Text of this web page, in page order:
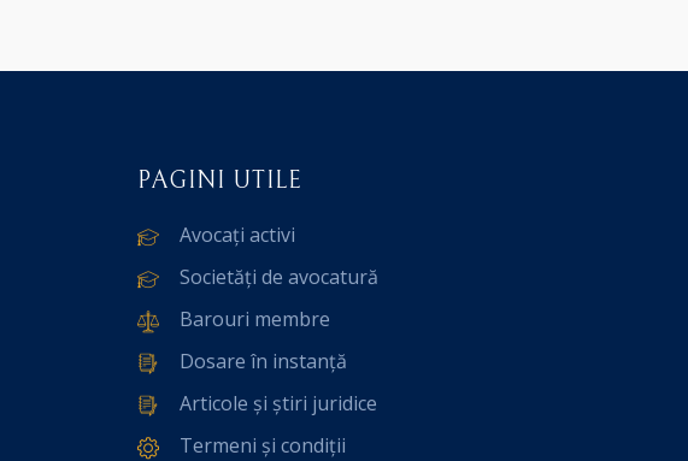
PAGINI UTILE
Avocați activi
Societăți de avocatură
Barouri membre
Dosare în instanță
Articole și știri juridice
Termeni și condiții